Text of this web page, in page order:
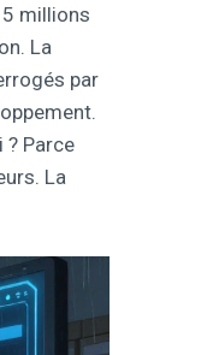
millions
La
par
Parce
La